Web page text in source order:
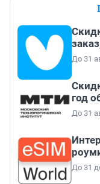
До 31
год
До 31
До 31